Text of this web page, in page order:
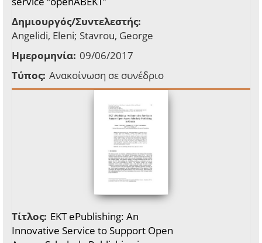
Δημιουργός/Συντελεστής:
Angelidi, Eleni; Stavrou, George
Ημερομηνία: 09/06/2017
Τύπος: Ανακοίνωση σε συνέδριο
Τίτλος: EKT ePublishing: An
Innovative Service to Support Open